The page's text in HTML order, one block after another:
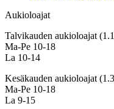
Aukioloajat
Talvikauden aukioloajat
Ma-Pe 10-18
La 10-14
Kesäkauden aukioloajat
Ma-Pe 10-18
La 9-15